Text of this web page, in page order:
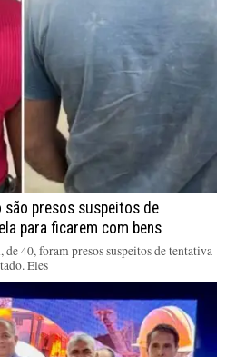
são presos suspeitos de
para ficarem com bens
40, foram presos suspeitos de tentativa
Eles